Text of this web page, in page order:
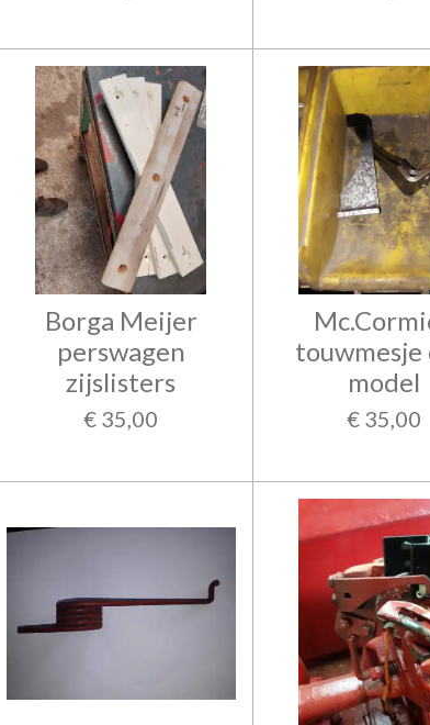
Borga Meijer
perswagen
zijslisters
€ 35,00
touwmesje
model
€ 35,00